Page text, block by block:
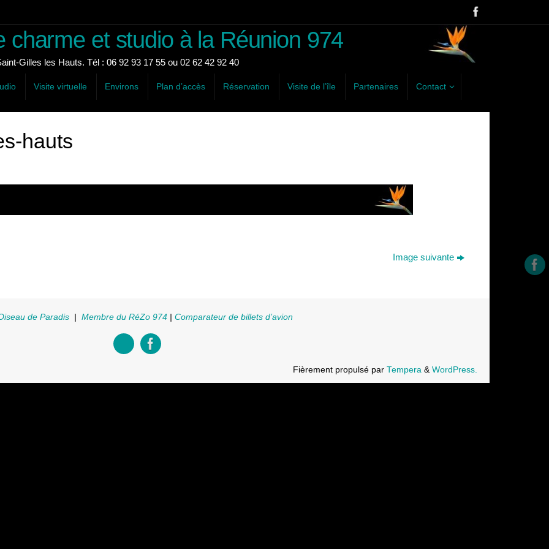
charme et studio à la Réunion 974
Gilles les Hauts. Tél : 06 92 93 17 55 ou 02 62 42 92 40
Visite virtuelle Environs Plan d’accès Réservation Visite de l’île Partenaires Contact
hauts
Image suivante
de Paradis| Membre du RéZo 974| Comparateur de billets d’avion
Fièrement propulsé par Tempera & WordPress.